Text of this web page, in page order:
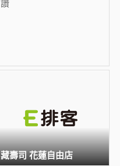
讚
藏壽司 花蓮自由店